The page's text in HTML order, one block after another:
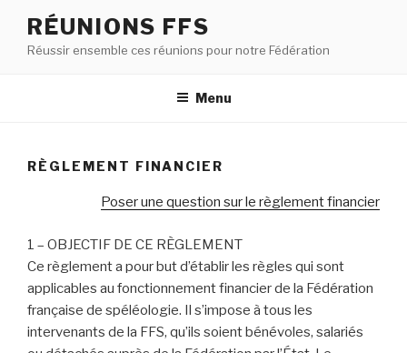
RÉUNIONS FFS
Réussir ensemble ces réunions pour notre Fédération
Menu
RÈGLEMENT FINANCIER
Poser une question sur le règlement financier
1 – OBJECTIF DE CE RÈGLEMENT
Ce règlement a pour but d’établir les règles qui sont
applicables au fonctionnement financier de la Fédération
française de spéléologie. Il s’impose à tous les
intervenants de la FFS, qu’ils soient bénévoles, salariés